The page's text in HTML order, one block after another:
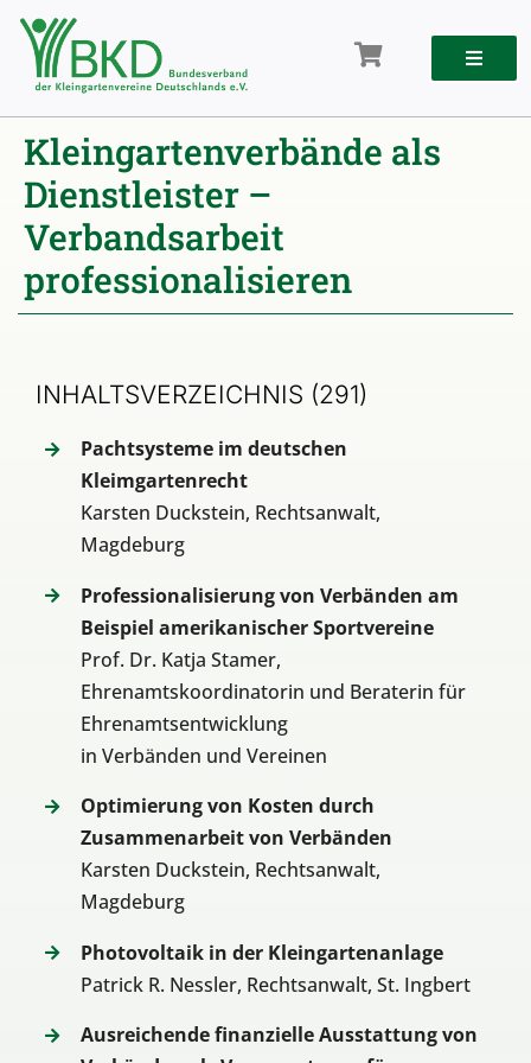
Zum
Inhalt
springen
Kleingartenverbände als
Dienstleister –
Verbandsarbeit
professionalisieren
INHALTSVERZEICHNIS (291)
Pachtsysteme im deutschen
Kleimgartenrecht
Karsten Duckstein, Rechtsanwalt,
Magdeburg
Professionalisierung von Verbänden am
Beispiel amerikanischer Sportvereine
Prof. Dr. Katja Stamer,
Ehrenamtskoordinatorin und Beraterin für
Ehrenamtsentwicklung
in Verbänden und Vereinen
Optimierung von Kosten durch
Zusammenarbeit von Verbänden
Karsten Duckstein, Rechtsanwalt,
Magdeburg
Photovoltaik in der Kleingartenanlage
Patrick R. Nessler, Rechtsanwalt, St. Ingbert
Ausreichende finanzielle Ausstattung von